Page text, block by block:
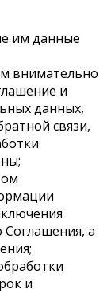
им данные
внимательно
и
данных,
связи,
а
и